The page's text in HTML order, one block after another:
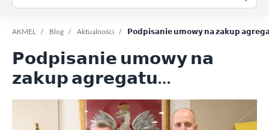
AKMEL Blog Aktualności 𝗣𝗼𝗱𝗽𝗶𝘀𝗮𝗻𝗶𝗲 𝘂𝗺𝗼𝘄𝘆 𝗻𝗮 𝘇𝗮𝗸𝘂𝗽
𝗣𝗼𝗱𝗽𝗶𝘀𝗮𝗻𝗶𝗲 𝘂𝗺𝗼𝘄𝘆 𝗻𝗮
𝘇𝗮𝗸𝘂𝗽 𝗮𝗴𝗿𝗲𝗴𝗮𝘁𝘂
𝗽𝗿𝗮̨𝗱𝗼𝘁𝘄𝗼́𝗿𝗰𝘇𝗲𝗴𝗼 ✅